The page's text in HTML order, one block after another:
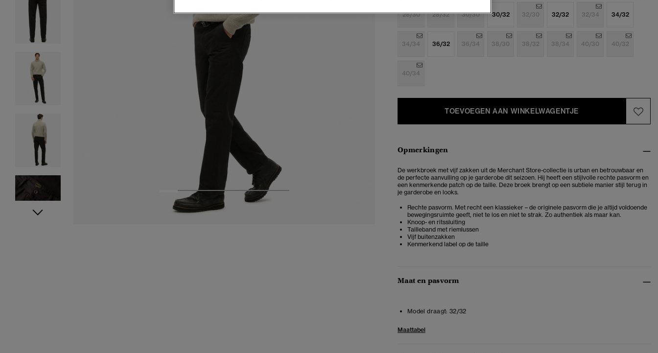
2 4 5 6
28/30 28/32 30/30 30/32 32/30 32/32 32/34 34/32
34/34 36/32 36/34 38/30 38/32 38/34 40/30 40/32
40/34
TOEVOEGEN AAN WINKELWAGENTJE
Opmerkingen
De werkbroek met vijf zakken uit de Merchant Store-collectie is urban en betrouwbaar en
de perfecte aanvulling op je garderobe dit seizoen. Hij heeft een stijlvolle rechte pasvorm en
een kenmerkende patch op de taille. Deze broek brengt op een subtiele manier stijl terug in
je garderobe en looks.
Rechte pasvorm. Met recht een klassieker – de originele pasvorm die je altijd voldoende
bewegingsruimte geeft, niet te los en niet te strak. Zo authentiek als maar kan.
Knoop- en ritssluiting
Tailleband met riemlussen
Vijf buitenzakken
Kenmerkend label op de taille
Maat en pasvorm
Model draagt: 32/32
Maattabel